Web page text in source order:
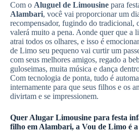
Com o Aluguel de Limousine para
Alambari, você vai proporcionar um
recompensador, fugindo do tradicional,
valerá muito a pena. Aonde quer que a
atrai todos os olhares, e isso é
de Limo seu pequeno vai curtir um
com seus melhores amigos, regado a
guloseimas, muita música e dança
Com tecnologia de ponta, tudo é
internamente para que seus filhos e os
divirtam e se impressionem.
Quer Alugar Limousine para festa
filho em Alambari, a Vou de Limo é